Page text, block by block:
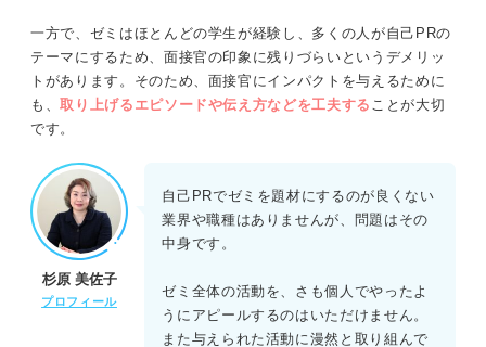
一方で、ゼミはほとんどの学生が経験し、多くの人が自己PRの
テーマにするため、面接官の印象に残りづらいというデメリッ
トがあります。そのため、面接官にインパクトを与えるために
も、取り上げるエピソードや伝え方などを工夫する ことが大切
です。
杉原 美佐子
プロフィール
自己PRでゼミを題材にするのが良くない
業界や職種はありませんが、問題はその
中身です。
ゼミ全体の活動を、さも個人でやったよ
うにアピールするのはいただけません。
また与えられた活動に漫然と取り組んで
⑦継続力をアピールする例文
⑧周りから感謝されたエピソードの例文
⑨物事が大きくまたはスムーズに進んだエピソードの例文
⑩主体的に動いたエピソードの例文
ゼミを題材に自己PRを作成する際の注意点
ゼミの中で使われる専門用語の使用は控える
所属するゼミの肩書きばかりをアピールしない